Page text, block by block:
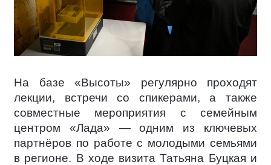
На базе «Высоты» регулярно проходят
лекции, встречи со спикерами, а также
совместные мероприятия с семейным
центром «Лада» — одним из ключевых
партнёров по работе с молодыми семьями
в регионе. В ходе визита Татьяна Буцкая и